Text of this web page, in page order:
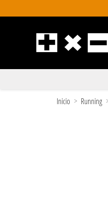
Inicio Running